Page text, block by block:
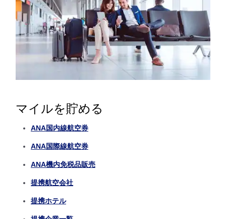
マイルを貯める
ANA国内線航空券
ANA国際線航空券
ANA機内免税品販売
提携航空会社
提携ホテル